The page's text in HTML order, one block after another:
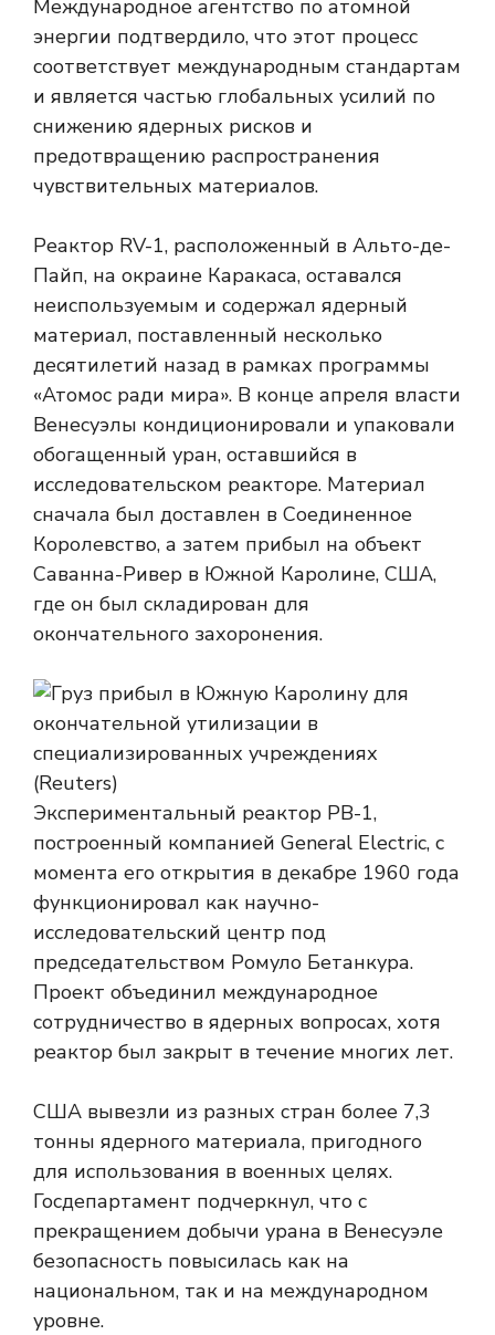
Международное агентство по атомной
энергии подтвердило, что этот процесс
соответствует международным стандартам
и является частью глобальных усилий по
снижению ядерных рисков и
предотвращению распространения
чувствительных материалов.
Реактор RV-1, расположенный в Альто-де-
Пайп, на окраине Каракаса, оставался
неиспользуемым и содержал ядерный
материал, поставленный несколько
десятилетий назад в рамках программы
«Атомос ради мира». В конце апреля власти
Венесуэлы кондиционировали и упаковали
обогащенный уран, оставшийся в
исследовательском реакторе. Материал
сначала был доставлен в Соединенное
Королевство, а затем прибыл на объект
Саванна-Ривер в Южной Каролине, США,
где он был складирован для
окончательного захоронения.
Экспериментальный реактор РВ-1,
построенный компанией General Electric, с
момента его открытия в декабре 1960 года
функционировал как научно-
исследовательский центр под
председательством Ромуло Бетанкура.
Проект объединил международное
сотрудничество в ядерных вопросах, хотя
реактор был закрыт в течение многих лет.
США вывезли из разных стран более 7,3
тонны ядерного материала, пригодного
для использования в военных целях.
Госдепартамент подчеркнул, что с
прекращением добычи урана в Венесуэле
безопасность повысилась как на
национальном, так и на международном
уровне.